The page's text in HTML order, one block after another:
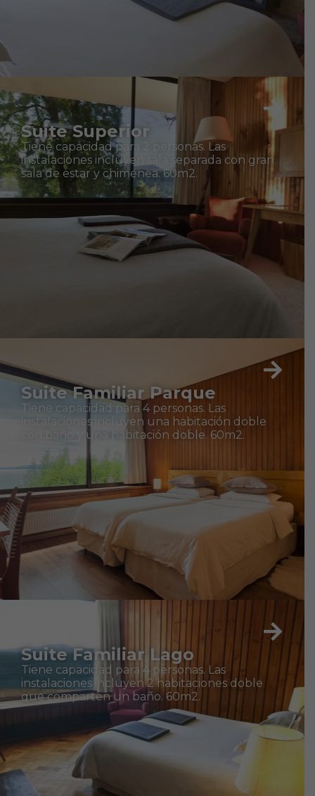
Suite Superior
Tiene capacidad para 2 personas. Las
instalaciones incluyen sala separada con gran
sala de estar y chimenea. 60m2.
Suite Familiar Parque
Tiene capacidad para 4 personas. Las
instalaciones incluyen una habitación doble
con baño y una habitación doble. 60m2.
Suite Familiar Lago
Tiene capacidad para 4 personas. Las
instalaciones incluyen 2 habitaciones doble
que comparten un baño. 60m2.